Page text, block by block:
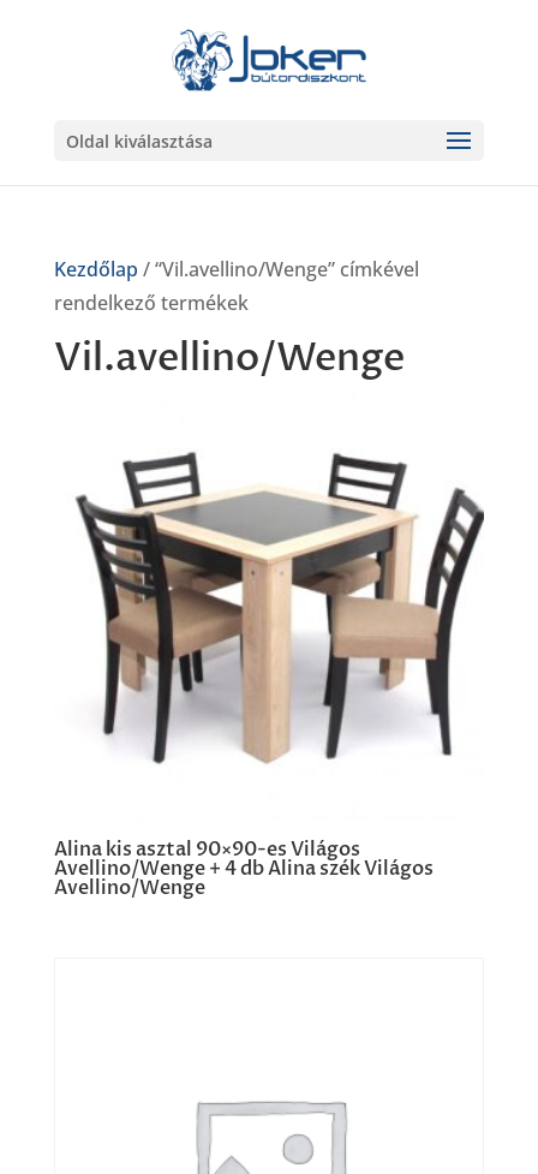
Oldal kiválasztása
Kezdőlap / “Vil.avellino/Wenge” címkével
rendelkező termékek
Vil.avellino/Wenge
Alina kis asztal 90×90-es Világos
Avellino/Wenge + 4 db Alina szék Világos
Avellino/Wenge